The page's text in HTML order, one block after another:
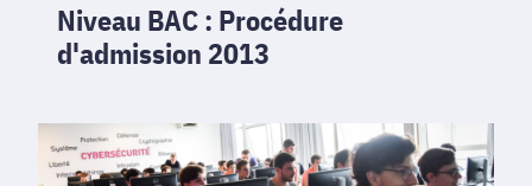
Niveau BAC : Procédure
d'admission 2013